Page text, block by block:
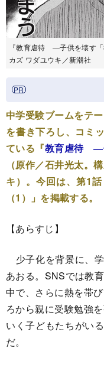
『教育虐待 ―子供を壊す
カズ ワダユウキ／新潮社
中学受験ブームをテ
を書き下ろし、コミ
ている『教育虐待 ―
（原作／石井光太。
キ）。今回は、第1
（1）」を掲載する。
【あらすじ】
少子化を背景に、
あおる。SNSでは教
中で、さらに熱を帯
ろから親に受験勉強
いく子どもたちがい
だ。